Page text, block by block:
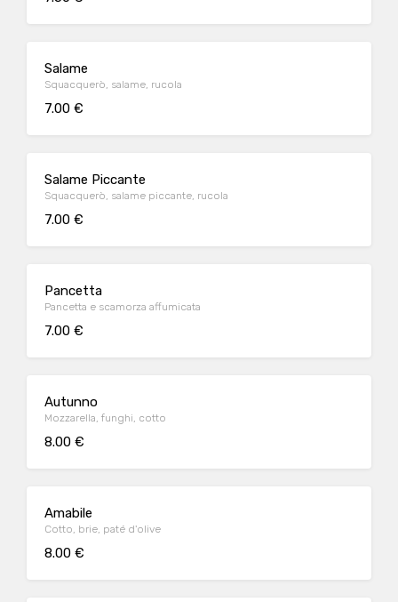
Salame
Squacquerò, salame, rucola
7.00 €
Salame Piccante
Squacquerò, salame piccante, rucola
7.00 €
Pancetta
Pancetta e scamorza affumicata
7.00 €
Autunno
Mozzarella, funghi, cotto
8.00 €
Amabile
Cotto, brie, paté d'olive
8.00 €